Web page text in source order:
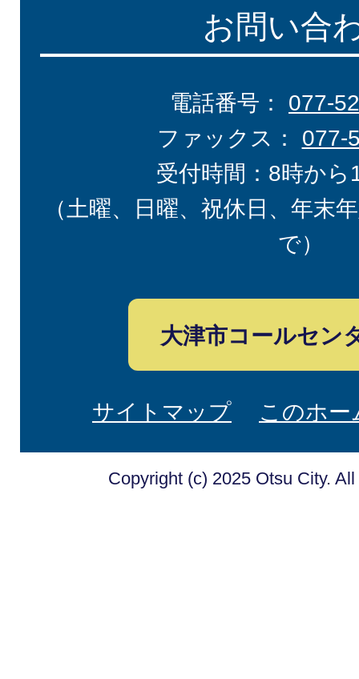
お問い合
電話番号： 077-
ファックス： 077-
受付時間：8時から
（土曜、日曜、祝休日、年末
で）
大津市コールセン
サイトマップ このホ
Copyright (c) 2025 Otsu City.